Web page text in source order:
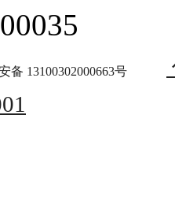
备 13100302000663号